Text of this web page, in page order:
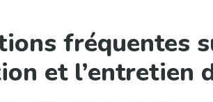
fréquentes
et l’entretien